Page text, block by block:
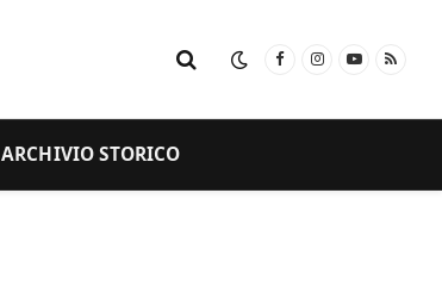
FacebookInstagram
YouTube
RSS
ARCHIVIO STORICO